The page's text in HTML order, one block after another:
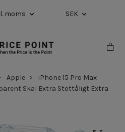
moms SEK
Apple
iPhone 15 Pro Max
Skal Extra Stöttåligt Extra